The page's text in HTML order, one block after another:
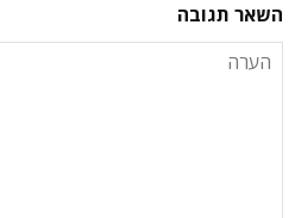
השאר תגובה